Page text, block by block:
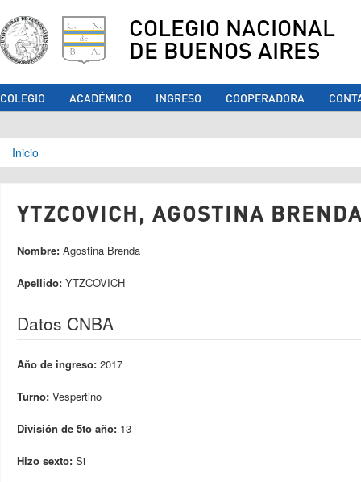
COLEGIO NACIONAL
DE BUENOS AIRES
COLEGIO ACADÉMICO INGRESO COOPERADORA
Se encuentra usted aquí
Inicio
YTZCOVICH, AGOSTINA
Nombre: Agostina Brenda
Apellido: YTZCOVICH
Datos CNBA
Año de ingreso: 2017
Turno: Vespertino
División de 5to año: 13
Hizo sexto: Si